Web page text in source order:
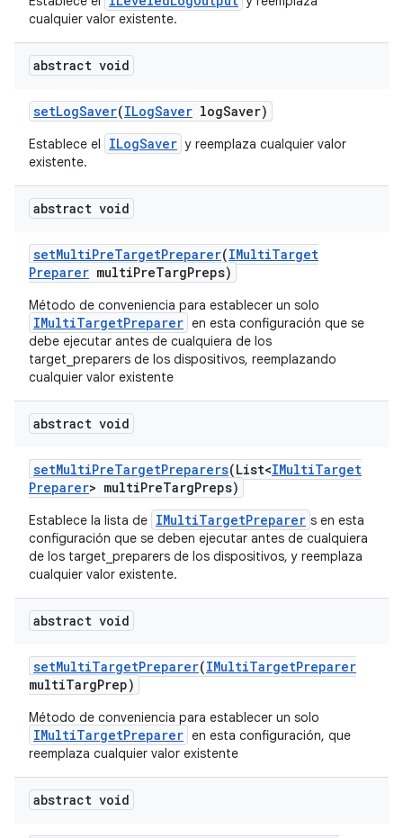
cualquier valor existente.
abstract void
setLogSaver(ILogSaver logSaver)
Establece el ILogSaver y reemplaza cualquier valor
existente.
abstract void
setMultiPreTargetPreparer(IMultiTarget
Preparer multiPreTargPreps)
Método de conveniencia para establecer un solo
IMultiTargetPreparer en esta configuración que se
debe ejecutar antes de cualquiera de los
target_preparers de los dispositivos, reemplazando
cualquier valor existente
abstract void
setMultiPreTargetPreparers(List<IMultiTarget
Preparer> multiPreTargPreps)
Establece la lista de IMultiTargetPreparer s en esta
configuración que se deben ejecutar antes de cualquiera
de los target_preparers de los dispositivos, y reemplaza
cualquier valor existente.
abstract void
setMultiTargetPreparer(IMultiTargetPreparer
multiTargPrep)
Método de conveniencia para establecer un solo
IMultiTargetPreparer en esta configuración, que
reemplaza cualquier valor existente
abstract void